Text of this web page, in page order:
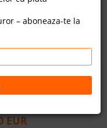
7.9
104
evaluari
Bulgaria
EUR
– aboneaza-te la